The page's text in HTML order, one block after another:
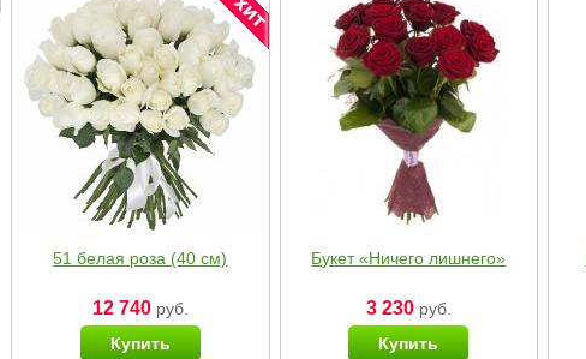
51 белая роза (40 см)
12 740руб.
Купить
Букет «Ничего лишнего»
3 230руб.
Купить